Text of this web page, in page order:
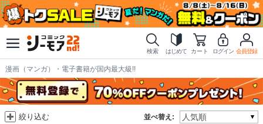
検索 はじめて カート ログイン 会員登録
漫画（マンガ）・電子書籍が国内最大級!!
並べ替え:
絞り込む